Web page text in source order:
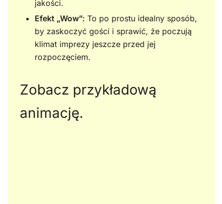
jakości.
Efekt „Wow”: To po prostu idealny sposób,
by zaskoczyć gości i sprawić, że poczują
klimat imprezy jeszcze przed jej
rozpoczęciem.
Zobacz przykładową
animację.